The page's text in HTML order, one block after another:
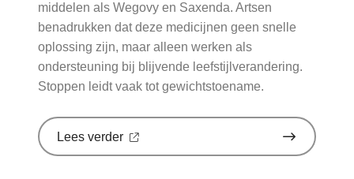
middelen als Wegovy en Saxenda. Artsen
benadrukken dat deze medicijnen geen snelle
oplossing zijn, maar alleen werken als
ondersteuning bij blijvende leefstijlverandering.
Stoppen leidt vaak tot gewichtstoename.
Lees verder over